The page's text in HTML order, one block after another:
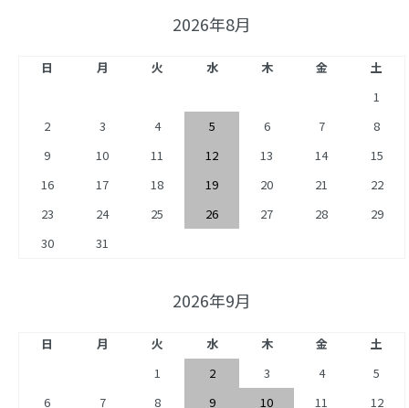
2026年8月
日 月 火 水 木 金
土
1
2
3 4 5 6 7
8
9
10 11 12 13 14
15
16
17 18 19 20 21
22
23
24 25 26 27 28
29
30
31
2026年9月
日 月 火 水 木 金
土
1
2 3 4
5
6
7 8 9 10 11
12